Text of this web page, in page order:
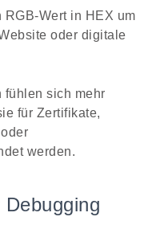
Wert in HEX um
oder digitale
fühlen sich mehr
für Zertifikate,
werden.